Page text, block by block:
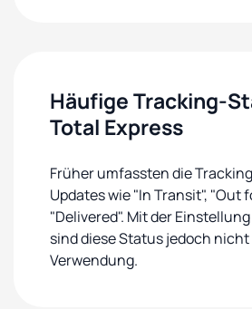
Häufige Tracking-
Total Express
Früher umfassten die
Updates wie "In Transit", "Out
"Delivered". Mit der
sind diese Status jedoch
Verwendung.